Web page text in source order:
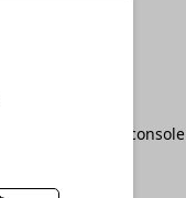
browser console